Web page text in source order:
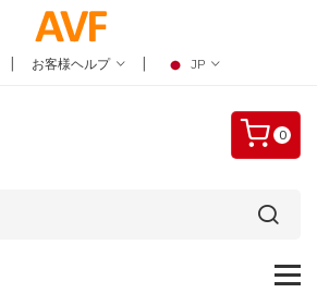
| お客様ヘルプ | JP
0